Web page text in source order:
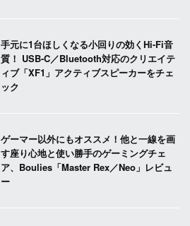
手元に1台ほしくなる小回りの効くHi-Fi音
質！ USB-C／Bluetooth対応のクリエイテ
ィブ「XF1」アクティブスピーカーをチェ
ック
ゲーマー以外にもオススメ！他と一線を画
す座り心地と使い勝手のゲーミングチェ
ア、Boulies「Master Rex／Neo」レビュ
ー